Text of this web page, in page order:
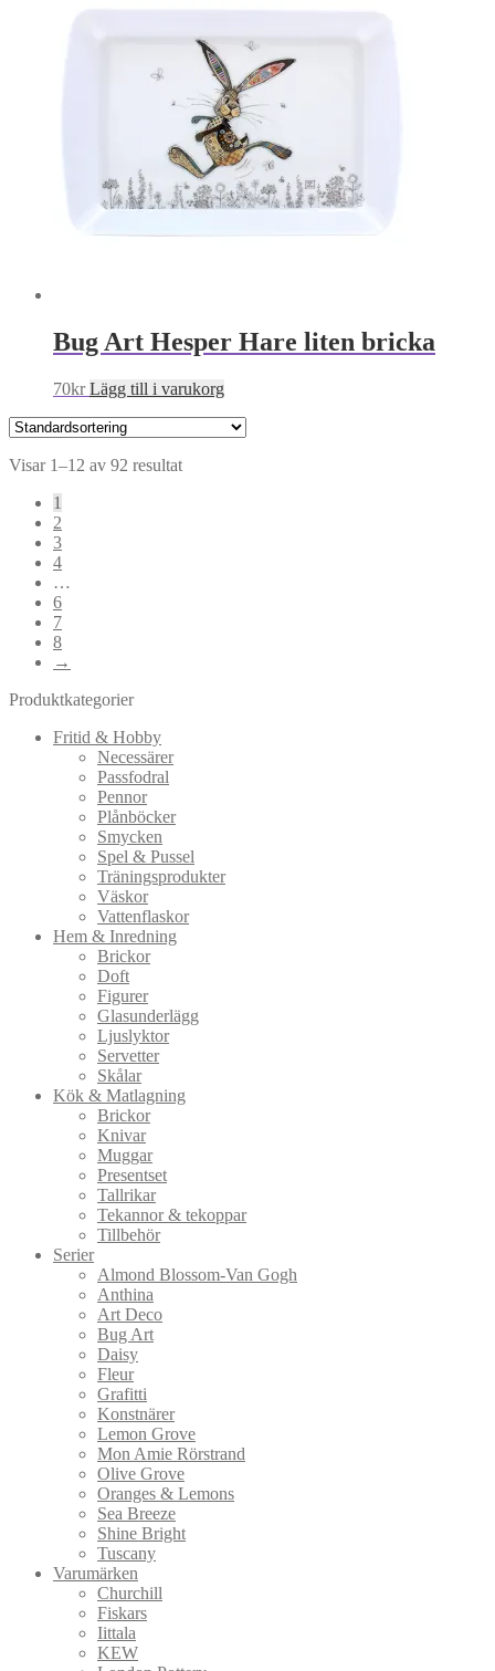
Bug Art Hesper Hare liten bricka
70kr Lägg till i varukorg
Visar 1–12 av 92 resultat
1
2
3
4
…
6
7
8
→
Produktkategorier
Fritid & Hobby
Necessärer
Passfodral
Pennor
Plånböcker
Smycken
Spel & Pussel
Träningsprodukter
Väskor
Vattenflaskor
Hem & Inredning
Brickor
Doft
Figurer
Glasunderlägg
Ljuslyktor
Servetter
Skålar
Kök & Matlagning
Brickor
Knivar
Muggar
Presentset
Tallrikar
Tekannor & tekoppar
Tillbehör
Serier
Almond Blossom-Van Gogh
Anthina
Art Deco
Bug Art
Daisy
Fleur
Grafitti
Konstnärer
Lemon Grove
Mon Amie Rörstrand
Olive Grove
Oranges & Lemons
Sea Breeze
Shine Bright
Tuscany
Varumärken
Churchill
Fiskars
Iittala
KEW